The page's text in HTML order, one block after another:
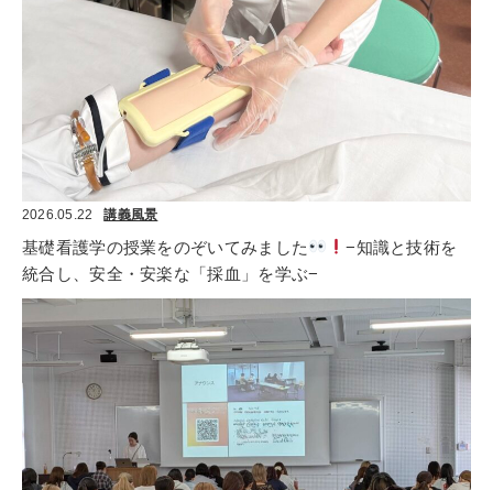
2026.05.22 講義風景
基礎看護学の授業をのぞいてみました
−知識と技術を
統合し、安全・安楽な「採血」を学ぶ−